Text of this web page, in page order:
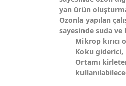
yan ürün
Ozonla yapılan
sayesinde suda ve
Mikrop kırıcı
Koku giderici,
Ortamı